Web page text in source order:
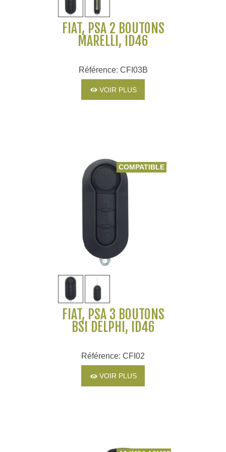
FIAT, PSA 2 BOUTONS
MARELLI, ID46
Référence: CFI03B
VOIR PLUS
COMPATIBLE
FIAT, PSA 3 BOUTONS
BSI DELPHI, ID46
Référence: CFI02
VOIR PLUS